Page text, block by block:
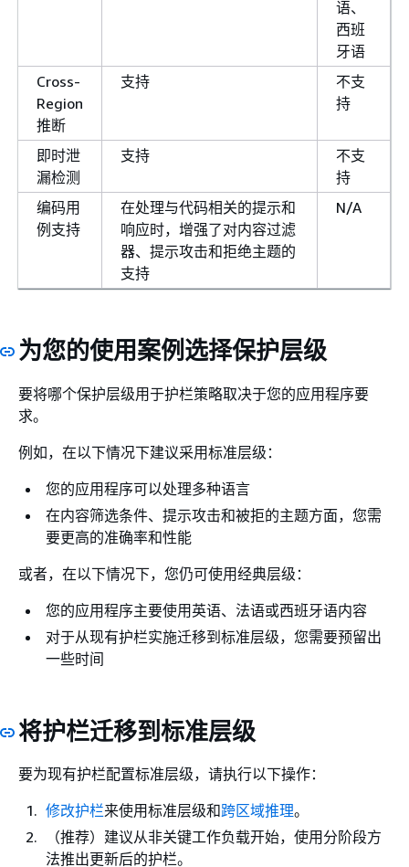
语、
西班
牙语
Cross-
Region
推断
支持
不支
持
即时泄
漏检测
支持
不支
持
编码用
例支持
在处理与代码相关的提示和
响应时，增强了对内容过滤
器、提示攻击和拒绝主题的
支持
N/A
为您的使用案例选择保护层级
要将哪个保护层级用于护栏策略取决于您的应用程序要
求。
例如，在以下情况下建议采用标准层级：
您的应用程序可以处理多种语言
在内容筛选条件、提示攻击和被拒的主题方面，您需
要更高的准确率和性能
或者，在以下情况下，您仍可使用经典层级：
您的应用程序主要使用英语、法语或西班牙语内容
对于从现有护栏实施迁移到标准层级，您需要预留出
一些时间
将护栏迁移到标准层级
要为现有护栏配置标准层级，请执行以下操作：
修改护栏来使用标准层级和跨区域推理。
（推荐）建议从非关键工作负载开始，使用分阶段方
法推出更新后的护栏。